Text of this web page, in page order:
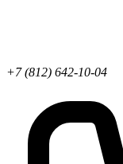
+7 (812) 642-10-04